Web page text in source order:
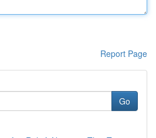
Report Page
Go